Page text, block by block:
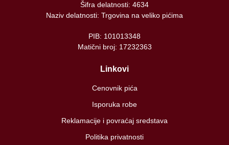
Šifra delatnosti: 4634
Naziv delatnosti: Trgovina na veliko pićima
PIB: 101013348
Matični broj: 17232363
Linkovi
Cenovnik pića
Isporuka robe
Reklamacije i povraćaj sredstava
Politika privatnosti